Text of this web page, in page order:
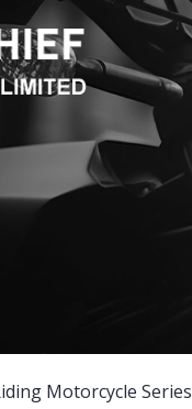
Motorcycle Series